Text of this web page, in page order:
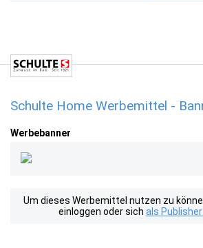
Schulte Home Werbemittel -
Werbebanner
Um dieses Werbemittel nutzen zu
einloggen oder sich als